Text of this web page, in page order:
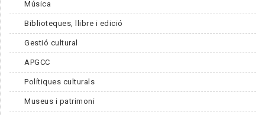
Música
Biblioteques, llibre i edició
Gestió cultural
APGCC
Polítiques culturals
Museus i patrimoni